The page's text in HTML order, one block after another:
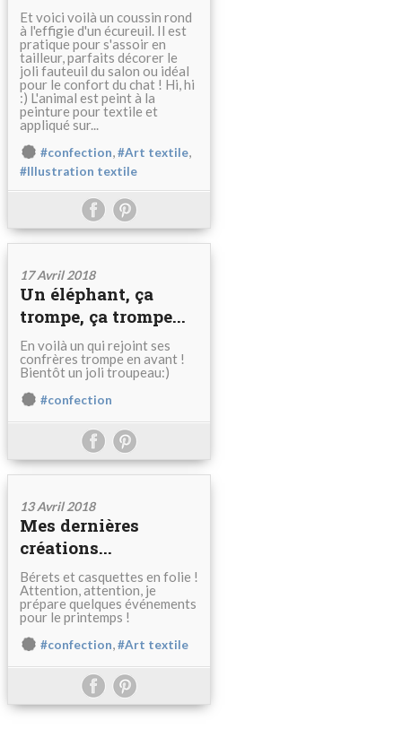
Et voici voilà un coussin rond
à l'effigie d'un écureuil. Il est
pratique pour s'assoir en
tailleur, parfaits décorer le
joli fauteuil du salon ou idéal
pour le confort du chat ! Hi, hi
:) L'animal est peint à la
peinture pour textile et
appliqué sur...
#confection,#Art textile,
#Illustration textile
17 Avril 2018
Un éléphant, ça
trompe, ça trompe...
En voilà un qui rejoint ses
confrères trompe en avant !
Bientôt un joli troupeau:)
#confection
13 Avril 2018
Mes dernières
créations...
Bérets et casquettes en folie !
Attention, attention, je
prépare quelques événements
pour le printemps !
#confection,#Art textile